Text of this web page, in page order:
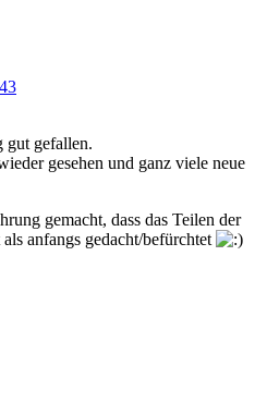
gut gefallen.
gesehen und ganz viele neue
gemacht, dass das Teilen der
anfangs gedacht/befürchtet